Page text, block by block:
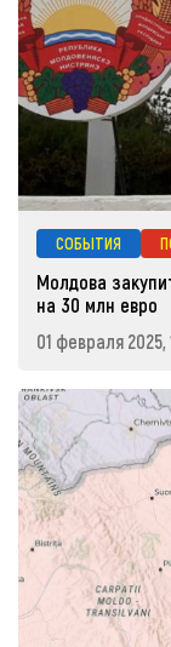
СОБЫТИЯ
Молдова
на 30 млн евро
01 февраля 2025,